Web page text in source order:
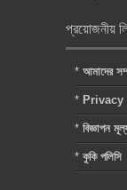
প্রয়োজনীয়
* আমাদের
*
* বিজ্ঞাপন
* কুকি পলিসি